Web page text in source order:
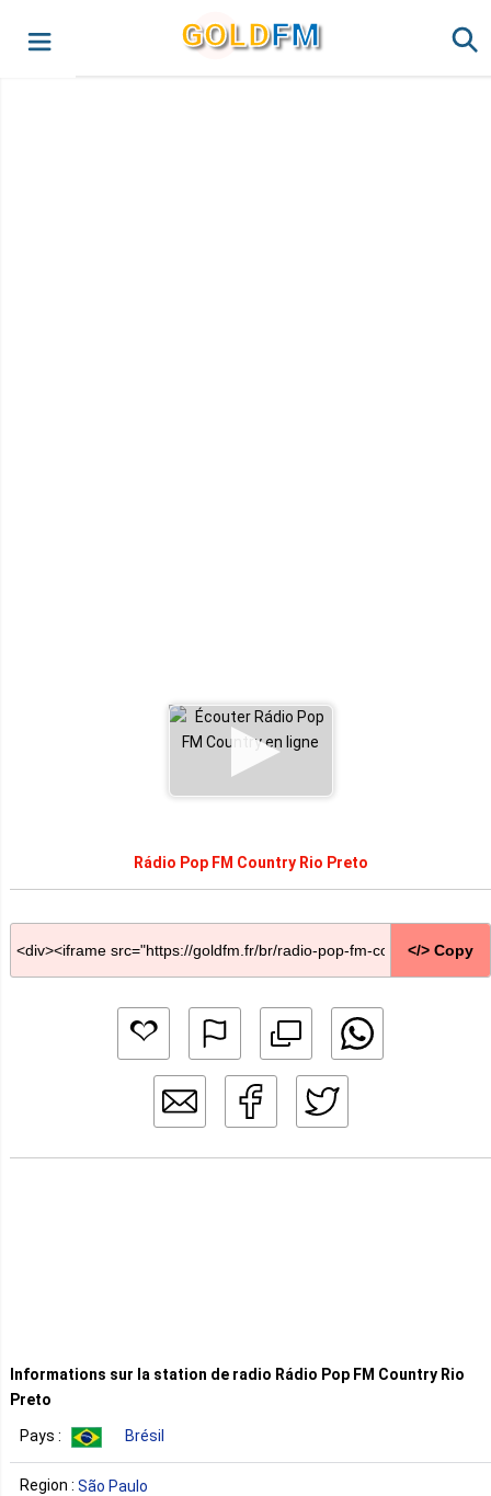
GOLDFM
Rádio Pop FM Country Rio Preto
</> Copy
Informations sur la station de radio Rádio Pop FM Country Rio
Preto
Pays : Brésil
Region : São Paulo